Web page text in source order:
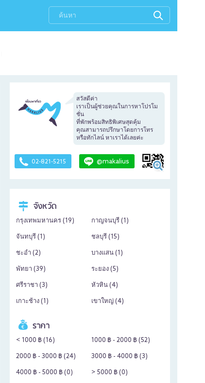
สวัสดีค่า
เราเป็นผู้ช่วยคุณในการหาโปรโม
ชั่น
ที่พักพร้อมสิทธิพิเศษสุดคุ้ม
คุณสามารถปรึกษาโดยการโทร
หรือทักไลน์ หาเราได้เลยค่ะ
02-821-5215 @makalius
จังหวัด
กรุงเทพมหานคร (19) กาญจนบุรี (1 )
จันทบุรี (1 ) ชลบุรี (15)
ชะอำ (2) บางแสน (1 )
พัทยา (39) ระยอง (5)
ศรีราชา (3) หัวหิน (4)
เกาะช้าง (1 ) เขาใหญ่ (4)
ราคา
< 1000 ฿ (16) 1000 ฿ - 2000 ฿ (52)
2000 ฿ - 3000 ฿ (24) 3000 ฿ - 4000 ฿ (3)
4000 ฿ - 5000 ฿ (0) > 5000 ฿ (0)